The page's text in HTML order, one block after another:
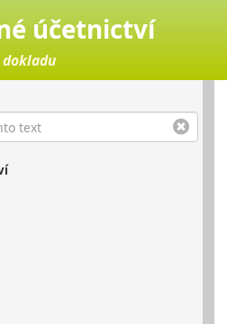
účetnictví